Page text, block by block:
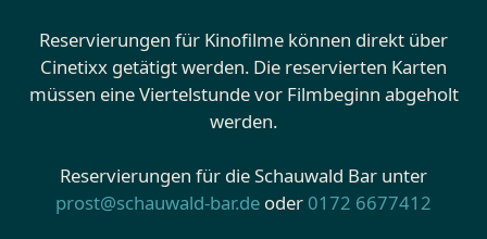
Reservierungen für Kinofilme können direkt über
Cinetixx getätigt werden. Die reservierten Karten
müssen eine Viertelstunde vor Filmbeginn abgeholt
werden.
Reservierungen für die Schauwald Bar unter
prost@schauwald-bar.de oder 0172 6677412